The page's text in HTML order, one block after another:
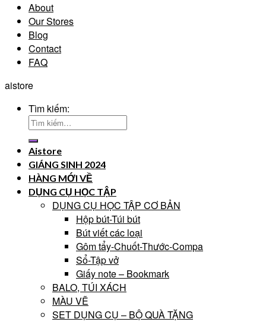
About
Our Stores
Blog
Contact
FAQ
aistore
Tìm kiếm:
Aistore
GIÁNG SINH 2024
HÀNG MỚI VỀ
DỤNG CỤ HỌC TẬP
DỤNG CỤ HỌC TẬP CƠ BẢN
Hộp bút-Túi bút
Bút viết các loại
Gôm tẩy-Chuốt-Thước-Compa
Sổ-Tập vở
Giấy note – Bookmark
BALO, TÚI XÁCH
MÀU VẼ
SET DỤNG CỤ – BỘ QUÀ TẶNG